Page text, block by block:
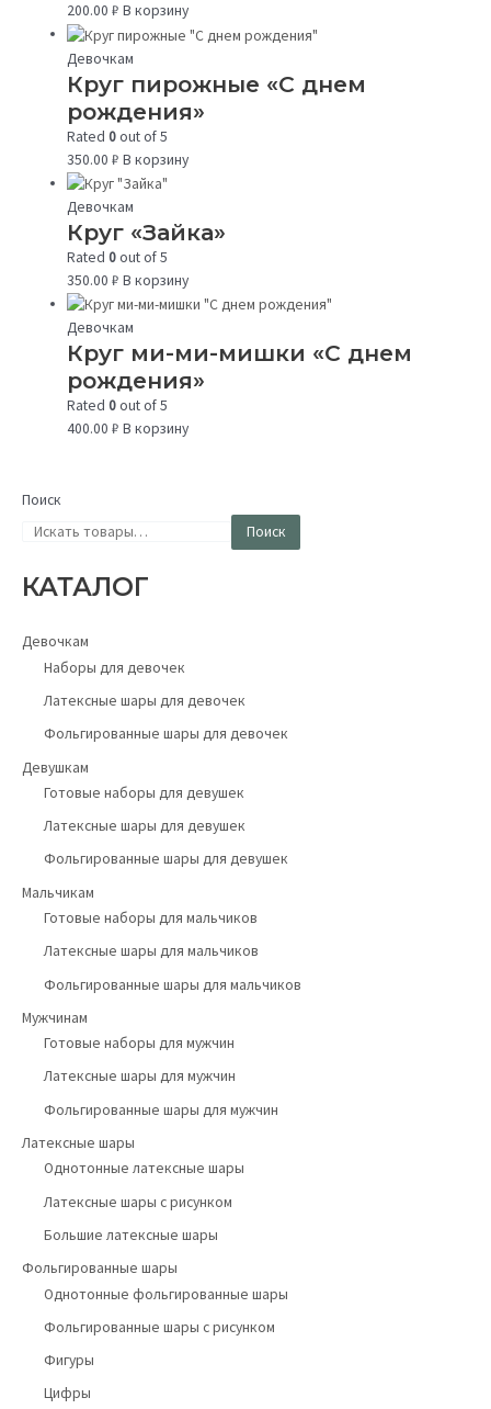
Поиск
Поиск
КАТАЛОГ
Девочкам
Наборы для девочек
Латексные шары для девочек
Фольгированные шары для девочек
Девушкам
Готовые наборы для девушек
Латексные шары для девушек
Фольгированные шары для девушек
Мальчикам
Готовые наборы для мальчиков
Латексные шары для мальчиков
Фольгированные шары для мальчиков
Мужчинам
Готовые наборы для мужчин
Латексные шары для мужчин
Фольгированные шары для мужчин
Латексные шары
Однотонные латексные шары
Латексные шары с рисунком
Большие латексные шары
Фольгированные шары
Однотонные фольгированные шары
Фольгированные шары с рисунком
Фигуры
Цифры
200.00₽ В корзину
Девочкам
Круг пирожные «С днем
рождения»
Rated0out of 5
350.00₽ В корзину
Девочкам
Круг «Зайка»
Rated0out of 5
350.00₽ В корзину
Девочкам
Круг ми-ми-мишки «С днем
рождения»
Rated0out of 5
400.00₽ В корзину